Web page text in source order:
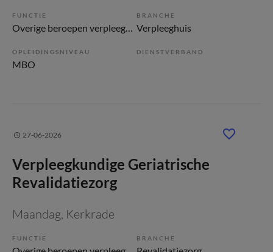
FUNCTIE
Overige beroepen verpleegkunde
BRANCHE
Verpleeghuis
OPLEIDINGSNIVEAU
MBO
DIENSTVERBAND
27-06-2026
Verpleegkundige Geriatrische
Revalidatiezorg
Maandag, Kerkrade
FUNCTIE BRANCHE